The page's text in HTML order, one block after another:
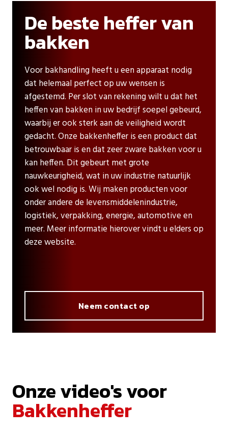
De beste heffer van
bakken
Voor bakhandling heeft u een apparaat nodig
dat helemaal perfect op uw wensen is
afgestemd. Per slot van rekening wilt u dat het
heffen van bakken in uw bedrijf soepel gebeurd,
waarbij er ook sterk aan de veiligheid wordt
gedacht. Onze bakkenheffer is een product dat
betrouwbaar is en dat zeer zware bakken voor u
kan heffen. Dit gebeurt met grote
nauwkeurigheid, wat in uw industrie natuurlijk
ook wel nodig is. Wij maken producten voor
onder andere de levensmiddelenindustrie,
logistiek, verpakking, energie, automotive en
meer. Meer informatie hierover vindt u elders op
deze website.
Neem contact op
Onze video's voor
Bakkenheffer